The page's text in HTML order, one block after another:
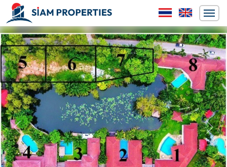
ก่อนหน้า ถัดไป